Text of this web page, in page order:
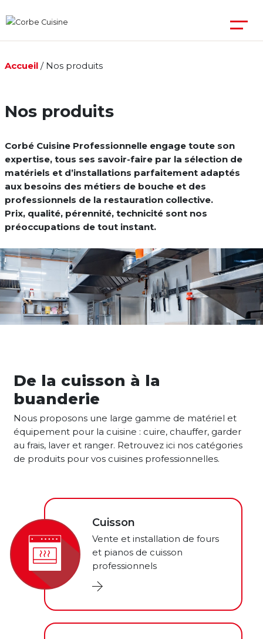
Accueil/ Nos produits
Nos produits
Corbé Cuisine Professionnelle engage toute son
expertise, tous ses savoir-faire par la sélection de
matériels et d’installations parfaitement adaptés
aux besoins des métiers de bouche et des
professionnels de la restauration collective.
Prix, qualité, pérennité, technicité sont nos
préoccupations de tout instant.
De la cuisson à la
buanderie
Nous proposons une large gamme de matériel et
équipement pour la cuisine : cuire, chauffer, garder
au frais, laver et ranger. Retrouvez ici nos catégories
de produits pour vos cuisines professionnelles.
Cuisson
Vente et installation de fours
et pianos de cuisson
professionnels